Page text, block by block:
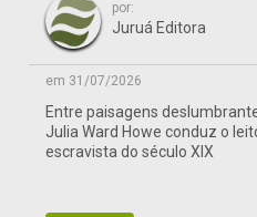
por:
Juruá Editora
em 31/07/2026
Entre paisagens
Julia Ward Howe conduz o
escravista do século XIX